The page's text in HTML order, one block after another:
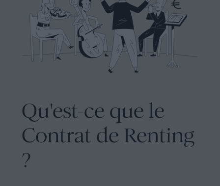
Liens
Juridiques
Processus
Éditorial
Peut-
on
signer
d'habitabilité
?
Contacter
Qu'est-ce que le
Contrat de Renting
?